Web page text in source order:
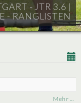
- JTR 3.6 |
- RANGLISTEN
Mehr ...